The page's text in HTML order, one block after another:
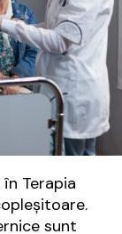
Terapia
sunt